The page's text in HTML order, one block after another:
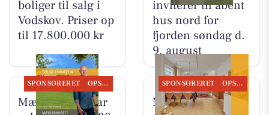
boliger til salg i
Vodskov. Priser op
til 17.800.000 kr
inviterer til åbent
hus nord for
fjorden søndag d.
9. august
SPONSORERET OPSLAGSTAVLEN
Mæglerhuset har
SPONSORERET OPSLAGSTAVLEN
Mæglerhuset